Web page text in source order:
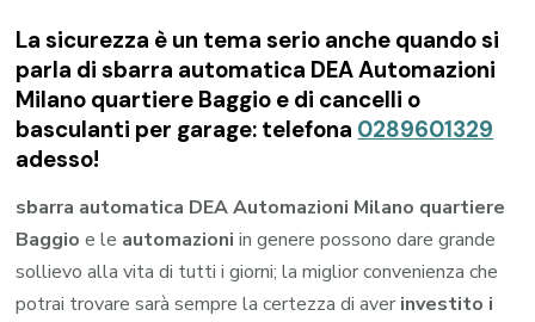
La sicurezza è un tema serio anche quando si
parla di sbarra automatica DEA Automazioni
Milano quartiere Baggio e di cancelli o
basculanti per garage: telefona 0289601329
adesso!
sbarra automatica DEA Automazioni Milano quartiere
Baggio e le automazioni in genere possono dare grande
sollievo alla vita di tutti i giorni; la miglior convenienza che
potrai trovare sarà sempre la certezza di aver investito i